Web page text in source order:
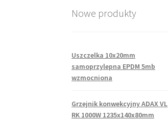
Nowe produkty
Uszczelka 10x20mm
samoprzylepna EPDM 5mb
wzmocniona
Grzejnik konwekcyjny ADAX VL
RK 1000W 1235x140x80mm